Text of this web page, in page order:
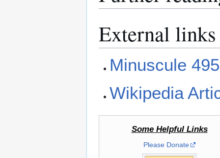
External links
Minuscule 495
Wikipedia
Some Helpful Links
Please Donate